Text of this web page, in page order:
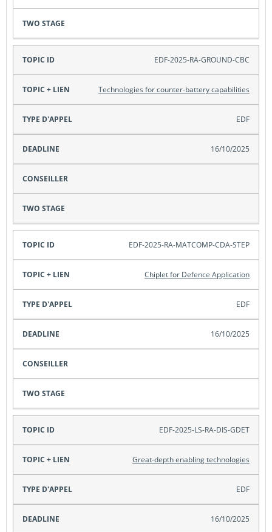
EDF-2025-RA-GROUND-CBC
Technologies for counter-battery capabilities
EDF
16/10/2025
EDF-2025-RA-MATCOMP-CDA-STEP
Chiplet for Defence Application
EDF
16/10/2025
EDF-2025-LS-RA-DIS-GDET
Great-depth enabling technologies
EDF
16/10/2025